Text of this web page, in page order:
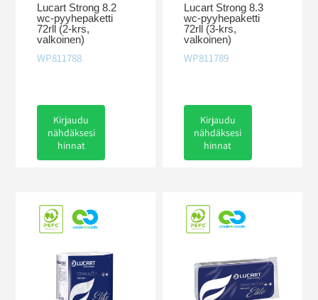
Lucart Strong 8.2
wc-pyyhepaketti
72rll (2-krs,
valkoinen)
WP811788
Kirjaudu
nähdäksesi
hinnat
Lucart Strong 8.3
wc-pyyhepaketti
72rll (3-krs,
valkoinen)
WP811789
Kirjaudu
nähdäksesi
hinnat